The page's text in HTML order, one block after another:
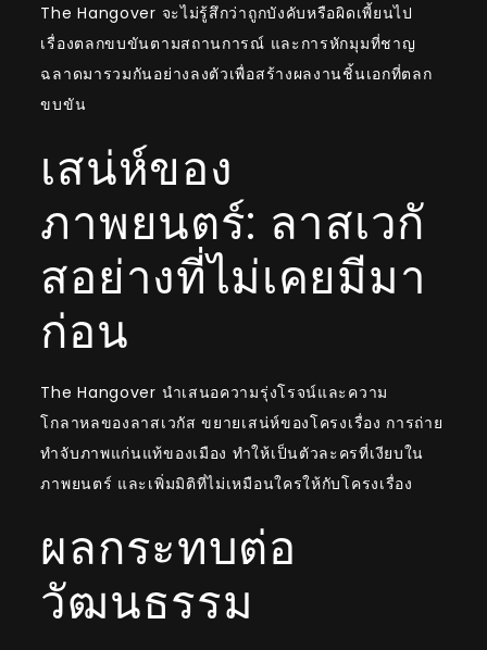
The Hangover จะไม่รู้สึกว่าถูกบังคับหรือผิดเพี้ยนไป
เรื่องตลกขบขันตามสถานการณ์ และการหักมุมที่ชาญ
ฉลาดมารวมกันอย่างลงตัวเพื่อสร้างผลงานชิ้นเอกที่ตลก
ขบขัน
เสน่ห์ของ
ภาพยนตร์: ลาสเวกั
สอย่างที่ไม่เคยมีมา
ก่อน
The Hangover นำเสนอความรุ่งโรจน์และความ
โกลาหลของลาสเวกัส ขยายเสน่ห์ของโครงเรื่อง การถ่าย
ทำจับภาพแก่นแท้ของเมือง ทำให้เป็นตัวละครที่เงียบใน
ภาพยนตร์ และเพิ่มมิติที่ไม่เหมือนใครให้กับโครงเรื่อง
ผลกระทบต่อ
วัฒนธรรม